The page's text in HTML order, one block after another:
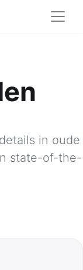
in oude
state-of-the-